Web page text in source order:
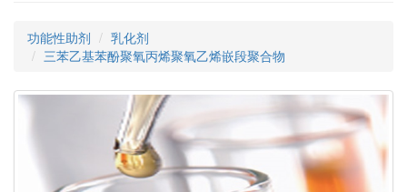
功能性助剂
乳化剂
三苯乙基苯酚聚氧丙烯聚氧乙烯嵌段聚合物